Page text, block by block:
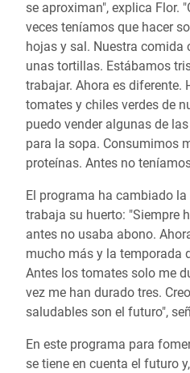
se aproximan", explica Flor.
veces teníamos que hacer
hojas y sal. Nuestra comida
unas tortillas. Estábamos
trabajar. Ahora es
tomates y chiles verdes de
puedo vender algunas de
para la sopa. Consumimos
proteínas. Antes no
El programa ha cambiado
trabaja su huerto: "Siempre
antes no usaba abono.
mucho más y la temporada
Antes los tomates solo me
vez me han durado tres.
saludables son el futuro",
En este programa para
se tiene en cuenta el futuro